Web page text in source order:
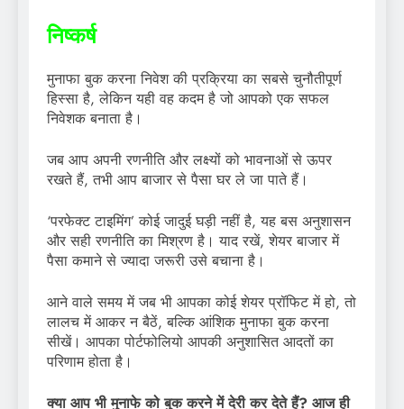
निष्कर्ष
मुनाफा बुक करना निवेश की प्रक्रिया का सबसे चुनौतीपूर्ण
हिस्सा है, लेकिन यही वह कदम है जो आपको एक सफल
निवेशक बनाता है।
जब आप अपनी रणनीति और लक्ष्यों को भावनाओं से ऊपर
रखते हैं, तभी आप बाजार से पैसा घर ले जा पाते हैं।
‘परफेक्ट टाइमिंग’ कोई जादुई घड़ी नहीं है, यह बस अनुशासन
और सही रणनीति का मिश्रण है। याद रखें, शेयर बाजार में
पैसा कमाने से ज्यादा जरूरी उसे बचाना है।
आने वाले समय में जब भी आपका कोई शेयर प्रॉफिट में हो, तो
लालच में आकर न बैठें, बल्कि आंशिक मुनाफा बुक करना
सीखें। आपका पोर्टफोलियो आपकी अनुशासित आदतों का
परिणाम होता है।
क्या आप भी मुनाफे को बुक करने में देरी कर देते हैं? आज ही